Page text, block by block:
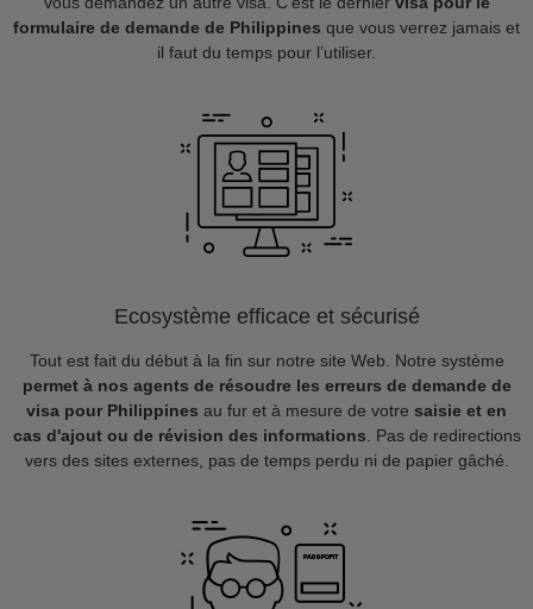
formulaire de demande de Philippines que vous verrez jamais et
il faut du temps pour l’utiliser.
Ecosystème efficace et sécurisé
Tout est fait du début à la fin sur notre site Web. Notre système
permet à nos agents de résoudre les erreurs de demande de
visa pour Philippines au fur et à mesure de votre saisie et en
cas d'ajout ou de révision des informations . Pas de redirections
vers des sites externes, pas de temps perdu ni de papier gâché.